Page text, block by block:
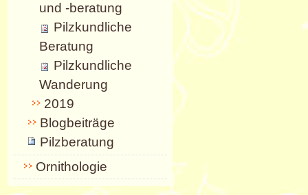
und -beratung
Pilzkundliche
Beratung
Pilzkundliche
Wanderung
2019
Blogbeiträge
Pilzberatung
Ornithologie